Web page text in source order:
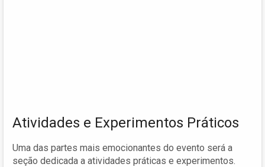
Atividades e Experimentos Práticos
Uma das partes mais emocionantes do evento será a
seção dedicada a atividades práticas e experimentos.